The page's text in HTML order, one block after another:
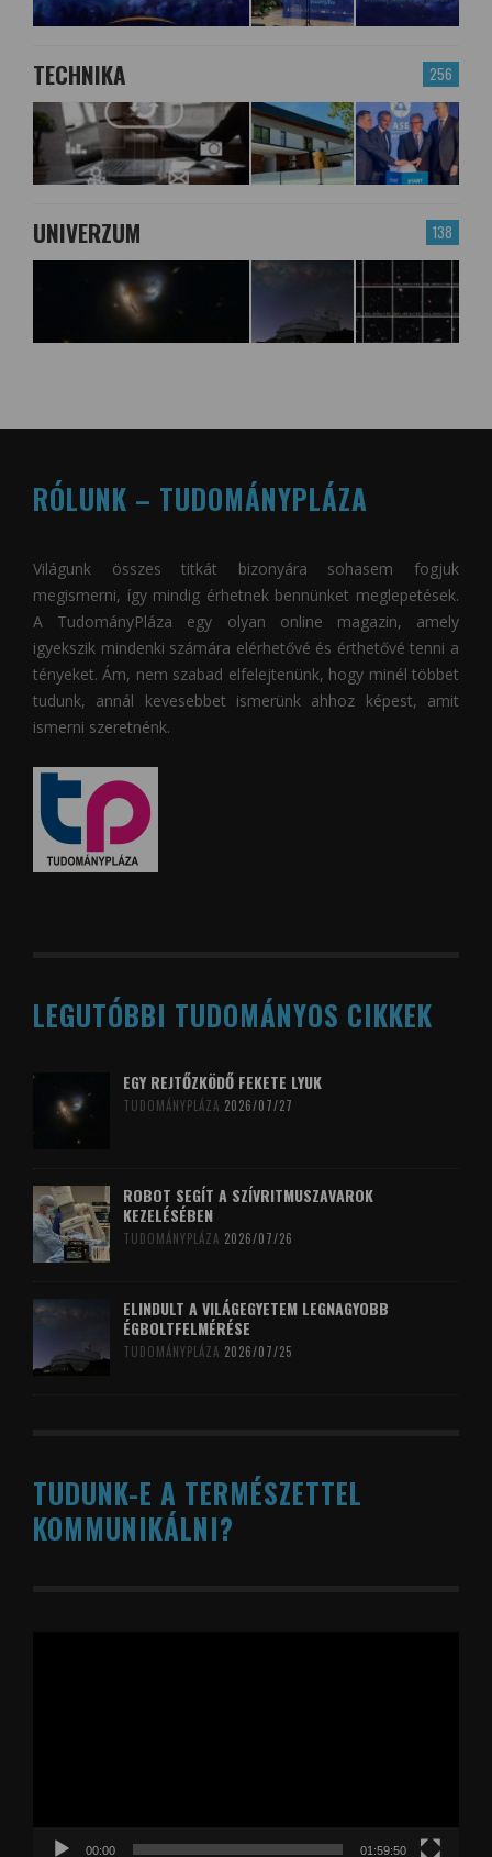
256
TECHNIKA
138
UNIVERZUM
RÓLUNK – TUDOMÁNYPLÁZA
Világunk összes titkát bizonyára sohasem fogjuk
megismerni, így mindig érhetnek bennünket meglepetések.
A TudományPláza egy olyan online magazin, amely
igyekszik mindenki számára elérhetővé és érthetővé tenni a
tényeket. Ám, nem szabad elfelejtenünk, hogy minél többet
tudunk, annál kevesebbet ismerünk ahhoz képest, amit
ismerni szeretnénk.
LEGUTÓBBI TUDOMÁNYOS CIKKEK
EGY REJTŐZKÖDŐ FEKETE LYUK
TUDOMÁNYPLÁZA 2026/07/27
ROBOT SEGÍT A SZÍVRITMUSZAVAROK
KEZELÉSÉBEN
TUDOMÁNYPLÁZA 2026/07/26
ELINDULT A VILÁGEGYETEM LEGNAGYOBB
ÉGBOLTFELMÉRÉSE
TUDOMÁNYPLÁZA 2026/07/25
TUDUNK-E A TERMÉSZETTEL
KOMMUNIKÁLNI?
00:00 01:59:50